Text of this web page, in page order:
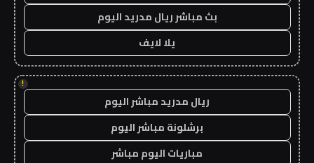
بث مباشر ريال مدريد اليوم
يلا لايف
!
ريال مدريد مباشر اليوم
برشلونة مباشر اليوم
مباريات اليوم مباشر